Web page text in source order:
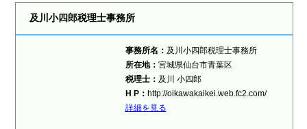
及川小四郎税理士事務所
事務所名： 及川小四郎税理士事務所
所在地： 宮城県仙台市青葉区
税理士： 及川 小四郎
H P： http://oikawakaikei.web.fc2.com/
詳細を見る